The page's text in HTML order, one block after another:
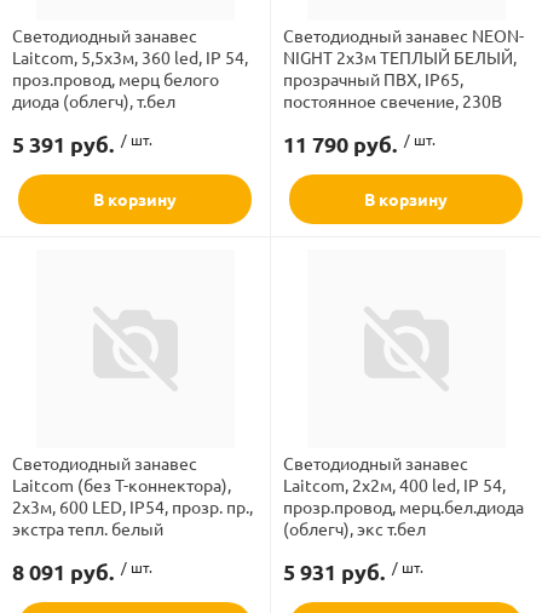
Бренд
Вид
Напряжение
Расстояние между светодиодами
Режим свечения
Светодиодный занавес
Laitcom, 5,5x3м, 360 led, IP 54,
проз.провод, мерц белого
диода (облегч), т.бел
5 391 руб. / шт.
В корзину
Светодиодный занавес NEON-
NIGHT 2х3м ТЕПЛЫЙ БЕЛЫЙ,
прозрачный ПВХ, IP65,
постоянное свечение, 230В
11 790 руб. / шт.
В корзину
Светодиодный занавес
Laitcom (без Т-коннектора),
2x3м, 600 LED, IP54, прозр. пр.,
экстра тепл. белый
8 091 руб. / шт.
Светодиодный занавес
Laitcom, 2x2м, 400 led, IP 54,
прозр.провод, мерц.бел.диода
(облегч), экс т.бел
5 931 руб. / шт.